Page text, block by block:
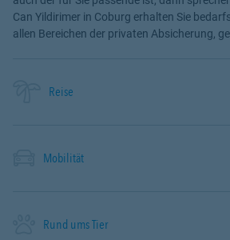
Can Yildirimer in Coburg erhalten Sie
allen Bereichen der privaten Absicherung,
Reise
Mobilität
Rund ums Tier